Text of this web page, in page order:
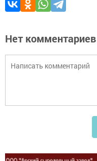
Нет комментариев